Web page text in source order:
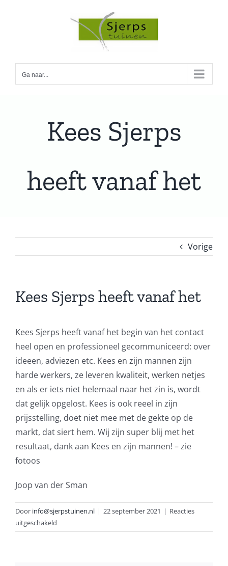
Ga naar...
Kees Sjerps
heeft vanaf het
Vorige
Kees Sjerps heeft vanaf het
Kees Sjerps heeft vanaf het begin van het contact
heel open en professioneel gecommuniceerd: over
ideeen, adviezen etc. Kees en zijn mannen zijn
harde werkers, ze leveren kwaliteit, werken netjes
en als er iets niet helemaal naar het zin is, wordt
dat gelijk opgelost. Kees is ook reeel in zijn
prijsstelling, doet niet mee met de gekte op de
markt, dat siert hem. Wij zijn super blij met het
resultaat, dank aan Kees en zijn mannen! – zie
fotoos
Joop van der Sman
Door info@sjerpstuinen.nl | 22 september 2021 | Reacties
uitgeschakeld
Kees